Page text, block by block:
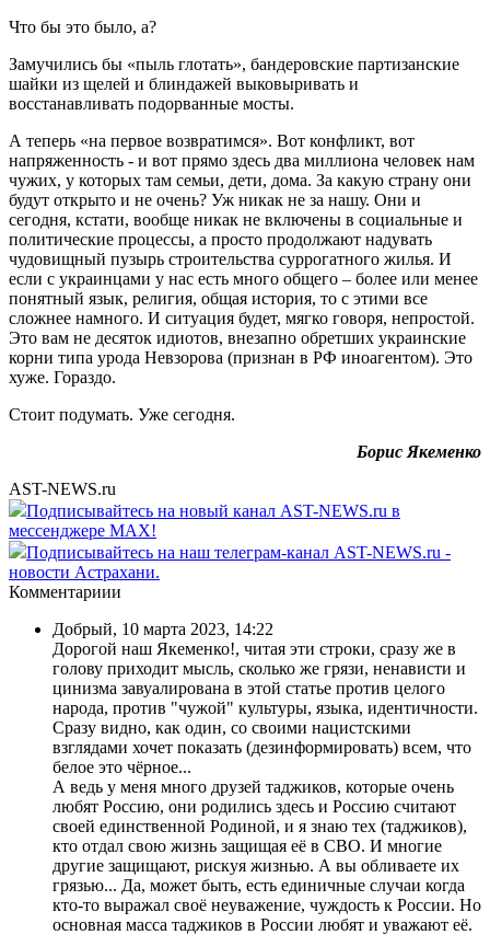
Что бы это было, а?
Замучились бы «пыль глотать», бандеровские партизанские
шайки из щелей и блиндажей выковыривать и
восстанавливать подорванные мосты.
А теперь «на первое возвратимся». Вот конфликт, вот
напряженность - и вот прямо здесь два миллиона человек нам
чужих, у которых там семьи, дети, дома. За какую страну они
будут открыто и не очень? Уж никак не за нашу. Они и
сегодня, кстати, вообще никак не включены в социальные и
политические процессы, а просто продолжают надувать
чудовищный пузырь строительства суррогатного жилья. И
если с украинцами у нас есть много общего – более или менее
понятный язык, религия, общая история, то с этими все
сложнее намного. И ситуация будет, мягко говоря, непростой.
Это вам не десяток идиотов, внезапно обретших украинские
корни типа урода Невзорова (признан в РФ иноагентом). Это
хуже. Гораздо.
Стоит подумать. Уже сегодня.
Борис Якеменко
AST-NEWS.ru
Подписывайтесь на новый канал AST-NEWS.ru в
мессенджере MAX!
Подписывайтесь на наш телеграм-канал AST-NEWS.ru -
новости Астрахани.
Комментариии
Добрый, 10 марта 2023, 14:22
Дорогой наш Якеменко!, читая эти строки, сразу же в
голову приходит мысль, сколько же грязи, ненависти и
цинизма завуалирована в этой статье против целого
народа, против "чужой" культуры, языка, идентичности.
Сразу видно, как один, со своими нацистскими
взглядами хочет показать (дезинформировать) всем, что
белое это чёрное...
А ведь у меня много друзей таджиков, которые очень
любят Россию, они родились здесь и Россию считают
своей единственной Родиной, и я знаю тех (таджиков),
кто отдал свою жизнь защищая её в СВО. И многие
другие защищают, рискуя жизнью. А вы обливаете их
грязью... Да, может быть, есть единичные случаи когда
кто-то выражал своё неуважение, чуждость к России. Но
основная масса таджиков в России любят и уважают её.